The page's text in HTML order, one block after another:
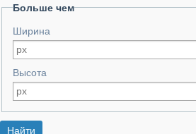
Больше чем
Ширина
Высота